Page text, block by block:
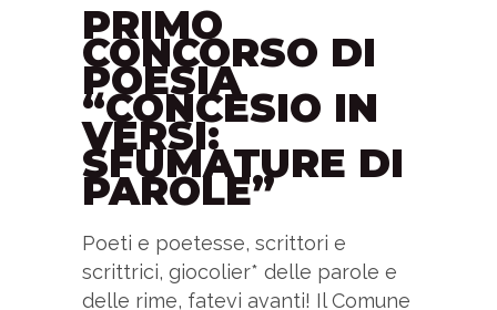
PRIMO
CONCORSO DI
POESIA
“CONCESIO IN
VERSI:
SFUMATURE DI
PAROLE”
Poeti e poetesse, scrittori e
scrittrici, giocolier* delle parole e
delle rime, fatevi avanti! Il Comune